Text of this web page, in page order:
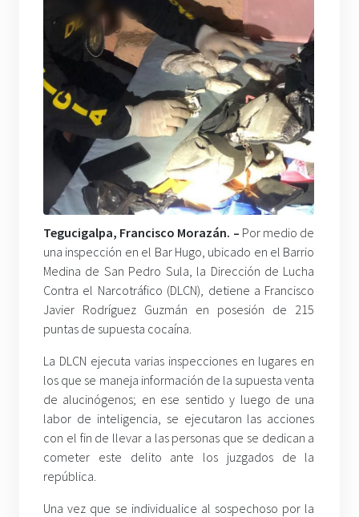
Tegucigalpa, Francisco Morazán. – Por medio de
una inspección en el Bar Hugo, ubicado en el Barrio
Medina de San Pedro Sula, la Dirección de Lucha
Contra el Narcotráfico (DLCN), detiene a Francisco
Javier Rodríguez Guzmán en posesión de 215
puntas de supuesta cocaína.
La DLCN ejecuta varias inspecciones en lugares en
los que se maneja información de la supuesta venta
de alucinógenos; en ese sentido y luego de una
labor de inteligencia, se ejecutaron las acciones
con el fin de llevar a las personas que se dedican a
cometer este delito ante los juzgados de la
república.
Una vez que se individualice al sospechoso por la